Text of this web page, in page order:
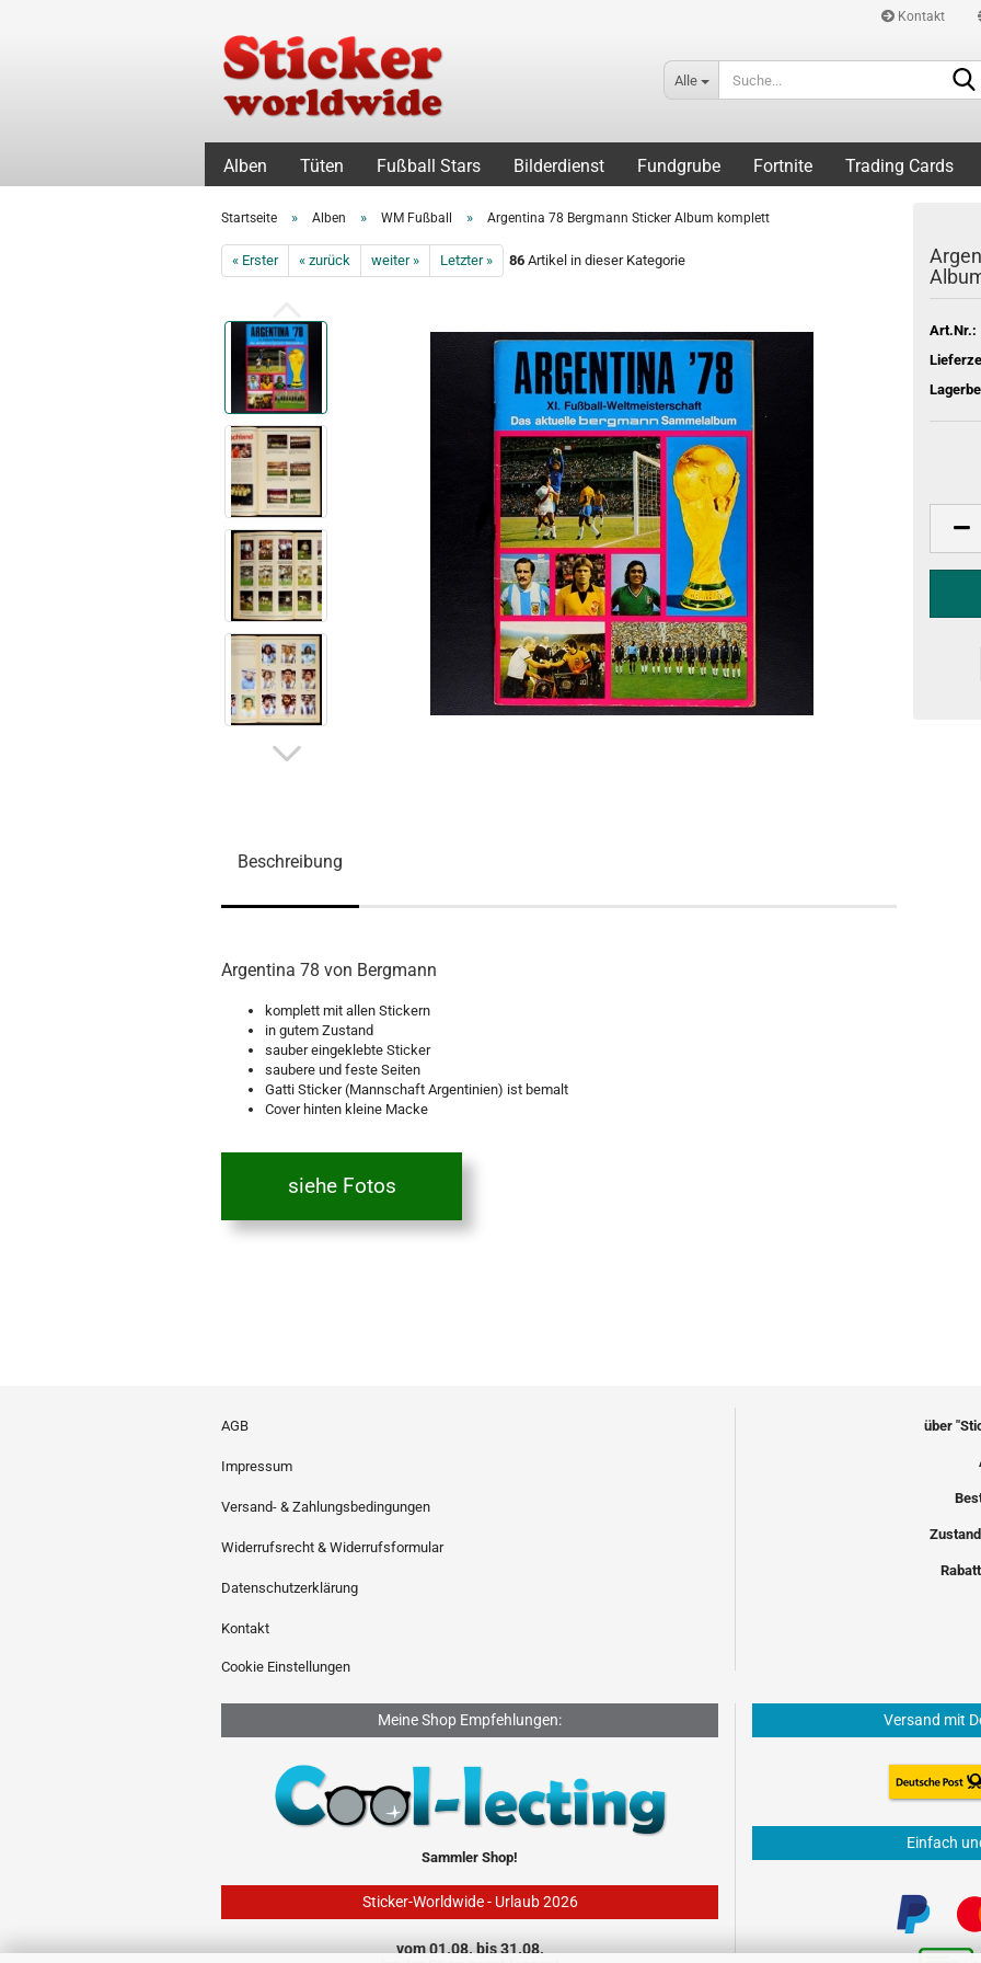
Kontakt
Alle
Alben Tüten Fußball Stars Bilderdienst Fundgrube Fortnite Trading Cards
Startseite » Alben » WM Fußball » Argentina 78 Bergmann Sticker Album komplett
« Erster « zurück weiter » Letzter » 86 Artikel in dieser Kategorie
Art.Nr.:
Beschreibung
Argentina 78 von Bergmann
komplett mit allen Stickern
in gutem Zustand
sauber eingeklebte Sticker
saubere und feste Seiten
Gatti Sticker (Mannschaft Argentinien) ist bemalt
Cover hinten kleine Macke
siehe Fotos
AGB
Impressum
Versand- & Zahlungsbedingungen
Widerrufsrecht & Widerrufsformular
Datenschutzerklärung
Kontakt
Cookie Einstellungen
über
Meine Shop Empfehlungen:
Sammler Shop!
Sticker-Worldwide - Urlaub 2026
vom 01.08. bis 31.08.
Versand mit
Einfach